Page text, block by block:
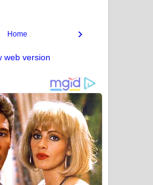
›
Home
web version